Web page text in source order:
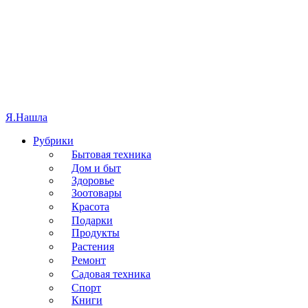
Я.Нашла
Рубрики
Бытовая техника
Дом и быт
Здоровье
Зоотовары
Красота
Подарки
Продукты
Растения
Ремонт
Садовая техника
Спорт
Книги